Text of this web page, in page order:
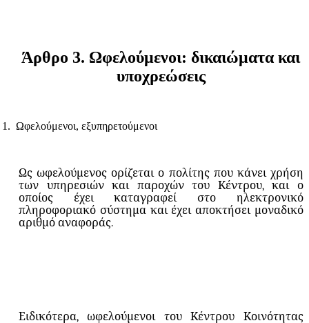
Άρθρο 3. Ωφελούμενοι: δικαιώματα και
υποχρεώσεις
1. Ωφελούμενοι, εξυπηρετούμενοι
Ως ωφελούμενος ορίζεται ο πολίτης που κάνει χρήση
των υπηρεσιών και παροχών του Κέντρου, και ο
οποίος έχει καταγραφεί στο ηλεκτρονικό
πληροφοριακό σύστημα και έχει αποκτήσει μοναδικό
αριθμό αναφοράς.
Ειδικότερα, ωφελούμενοι του Κέντρου Κοινότητας